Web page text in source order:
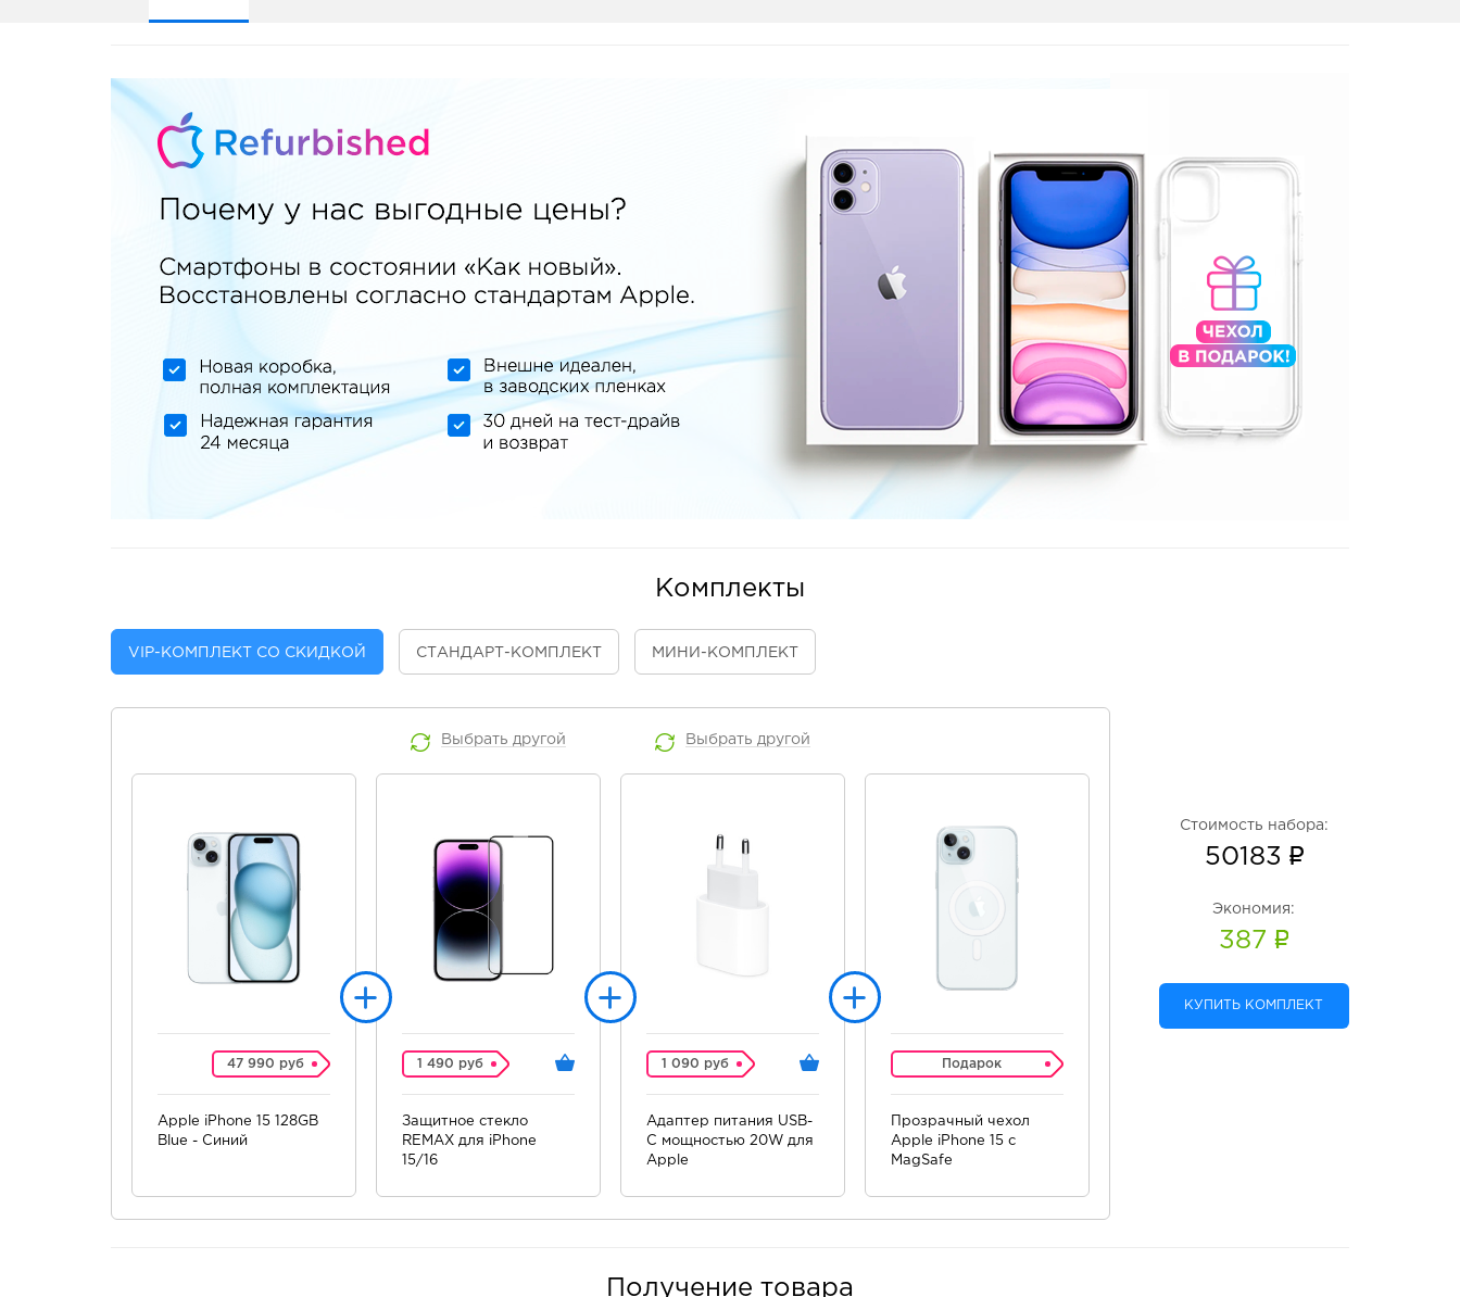
Комплекты
VIP-КОМПЛЕКТ СО СКИДКОЙ СТАНДАРТ -КОМПЛЕКТ МИНИ -КОМПЛЕКТ
47 990 руб
Apple iPhone 15 128GB
Blue - Синий
Выбрать другой
1 490 руб
Защитное стекло
REMAX для iPhone
15/16
Выбрать другой
1 090 руб
Адаптер питания USB-
C мощностью 20W для
Apple
Подарок
Прозрачный чехол
Apple iPhone 15 c
MagSafe
Стоимость набора:
50183
Экономия:
387
КУПИТЬ КОМПЛЕКТ
Получение товара